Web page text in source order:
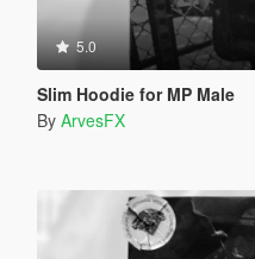
5.0
Slim Hoodie for MP Male
By ArvesFX